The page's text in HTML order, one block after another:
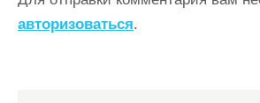
и
авторизоваться.